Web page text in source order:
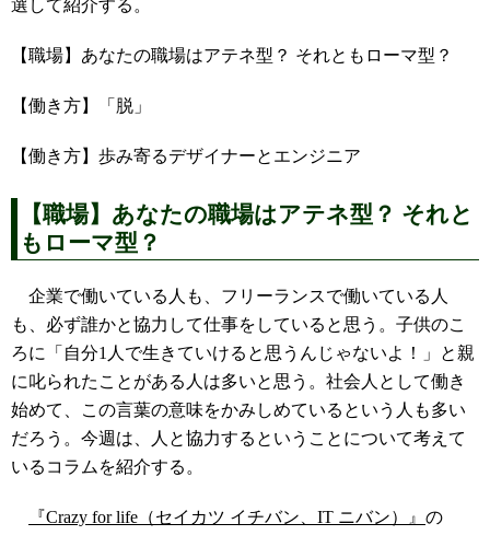
選して紹介する。
【職場】あなたの職場はアテネ型？ それともローマ型？
【働き方】「脱」
【働き方】歩み寄るデザイナーとエンジニア
【職場】あなたの職場はアテネ型？ それと
もローマ型？
企業で働いている人も、フリーランスで働いている人
も、必ず誰かと協力して仕事をしていると思う。子供のこ
ろに「自分1人で生きていけると思うんじゃないよ！」と親
に叱られたことがある人は多いと思う。社会人として働き
始めて、この言葉の意味をかみしめているという人も多い
だろう。今週は、人と協力するということについて考えて
いるコラムを紹介する。
『Crazy for life（セイカツ イチバン、IT ニバン）』 の